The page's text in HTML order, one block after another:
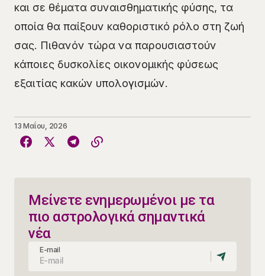
και σε θέματα συναισθηματικής φύσης, τα
οποία θα παίξουν καθοριστικό ρόλο στη ζωή
σας. Πιθανόν τώρα να παρουσιαστούν
κάποιες δυσκολίες οικονομικής φύσεως
εξαιτίας κακών υπολογισμών.
13 Μαΐου, 2026
Μείνετε ενημερωμένοι με τα
πιο αστρολογικά σημαντικά
νέα
E-mail